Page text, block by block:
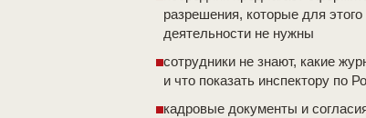
разрешения, которые для
деятельности не нужны
сотрудники не знают, какие
и что показать инспектору по
кадровые документы и